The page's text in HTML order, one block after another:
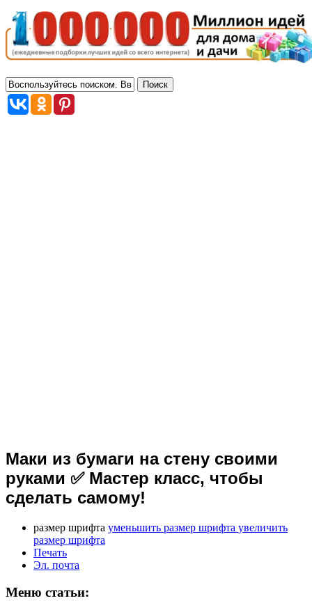
Маки из бумаги на стену своими
руками ✅ Мастер класс, чтобы
сделать самому!
размер шрифта уменьшить размер шрифта увеличить
размер шрифта
Печать
Эл. почта
Меню статьи: